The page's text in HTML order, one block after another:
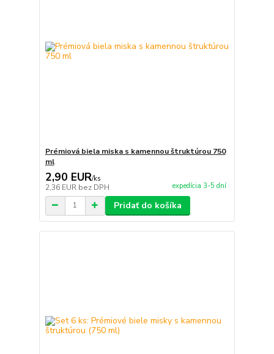
Prémiová biela miska s kamennou štruktúrou 750
ml
2,90 EUR/ks
2,36 EUR bez DPH expedícia 3-5 dní
Pridať do košíka